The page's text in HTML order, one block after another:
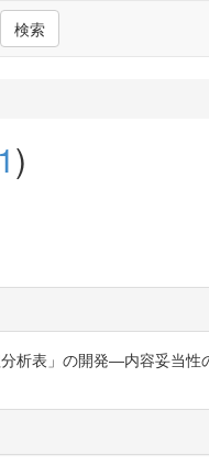
検索
)
析表」の開発―内容妥当